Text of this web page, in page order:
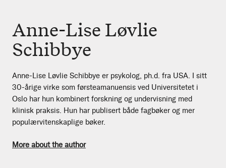
Anne-Lise Løvlie
Schibbye
Anne-Lise Løvlie Schibbye er psykolog, ph.d. fra USA. I sitt
30-årige virke som førsteamanuensis ved Universitetet i
Oslo har hun kombinert forskning og undervisning med
klinisk praksis. Hun har publisert både fagbøker og mer
populærvitenskaplige bøker.
More about the author